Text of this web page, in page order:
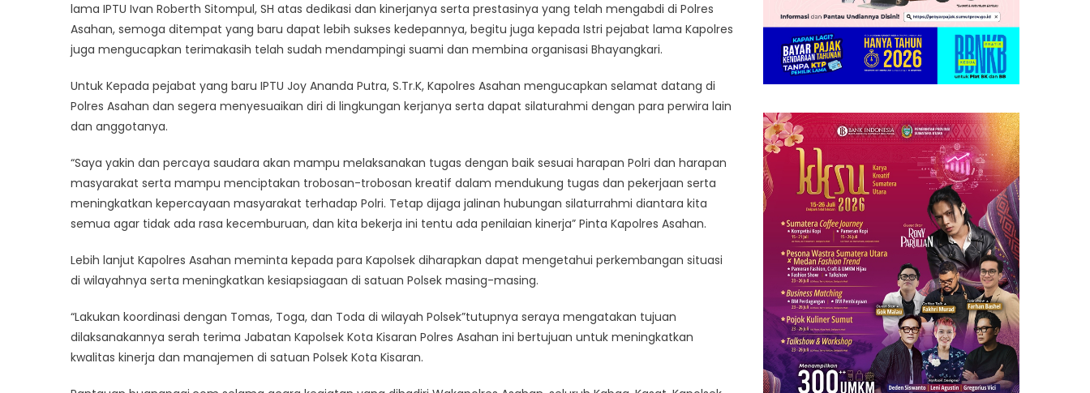
lama IPTU Ivan Roberth Sitompul, SH atas dedikasi dan kinerjanya serta prestasinya yang telah mengabdi di Polres
Asahan, semoga ditempat yang baru dapat lebih sukses kedepannya, begitu juga kepada Istri pejabat lama Kapolres
juga mengucapkan terimakasih telah sudah mendampingi suami dan membina organisasi Bhayangkari.
Untuk Kepada pejabat yang baru IPTU Joy Ananda Putra, S.Tr.K, Kapolres Asahan mengucapkan selamat datang di
Polres Asahan dan segera menyesuaikan diri di lingkungan kerjanya serta dapat silaturahmi dengan para perwira lain
dan anggotanya.
“Saya yakin dan percaya saudara akan mampu melaksanakan tugas dengan baik sesuai harapan Polri dan harapan
masyarakat serta mampu menciptakan trobosan-trobosan kreatif dalam mendukung tugas dan pekerjaan serta
meningkatkan kepercayaan masyarakat terhadap Polri. Tetap dijaga jalinan hubungan silaturrahmi diantara kita
semua agar tidak ada rasa kecemburuan, dan kita bekerja ini tentu ada penilaian kinerja” Pinta Kapolres Asahan.
Lebih lanjut Kapolres Asahan meminta kepada para Kapolsek diharapkan dapat mengetahui perkembangan situasi
di wilayahnya serta meningkatkan kesiapsiagaan di satuan Polsek masing-masing.
“Lakukan koordinasi dengan Tomas, Toga, dan Toda di wilayah Polsek”tutupnya seraya mengatakan tujuan
dilaksanakannya serah terima Jabatan Kapolsek Kota Kisaran Polres Asahan ini bertujuan untuk meningkatkan
kwalitas kinerja dan manajemen di satuan Polsek Kota Kisaran.